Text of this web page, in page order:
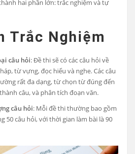
hai phần lớn: trắc nghiệm và tự
Trắc Nghiệm
câu hỏi: Đề thi sẽ có các câu hỏi về
từ vựng, đọc hiểu và nghe. Các câu
rất đa dạng, từ chọn từ đúng đến
câu, và phân tích đoạn văn.
câu hỏi: Mỗi đề thi thường bao gồm
50 câu hỏi, với thời gian làm bài là 90